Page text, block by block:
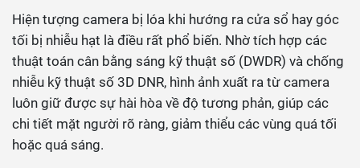
Hiện tượng camera bị lóa khi hướng ra cửa sổ hay góc
tối bị nhiễu hạt là điều rất phổ biến. Nhờ tích hợp các
thuật toán cân bằng sáng kỹ thuật số (DWDR) và chống
nhiễu kỹ thuật số 3D DNR, hình ảnh xuất ra từ camera
luôn giữ được sự hài hòa về độ tương phản, giúp các
chi tiết mặt người rõ ràng, giảm thiểu các vùng quá tối
hoặc quá sáng.